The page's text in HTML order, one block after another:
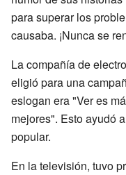
para superar los
causaba. ¡Nunca se
La compañía de
eligió para una
eslogan era "Ver es
mejores". Esto ayudó
popular.
En la televisión, tuvo